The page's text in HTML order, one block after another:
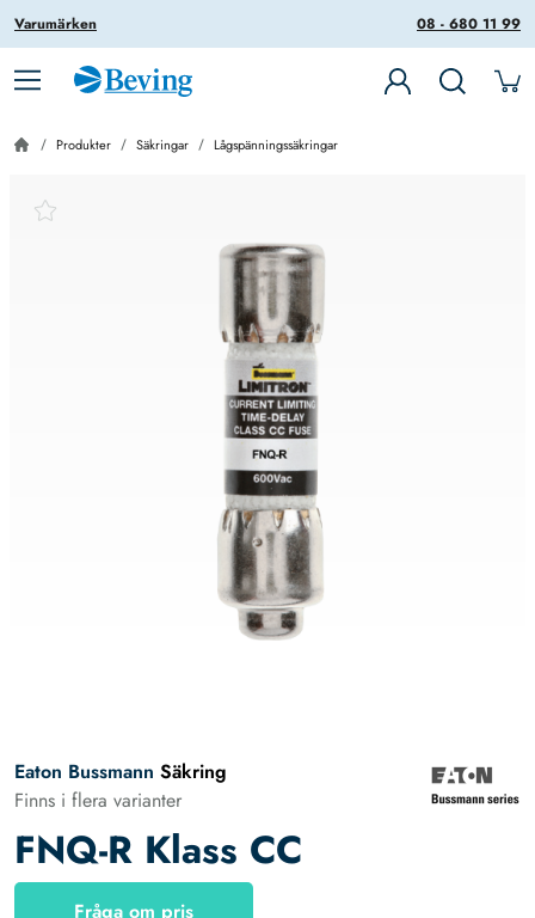
08 - 680 11 99
Varumärken
Produkter Säkringar Lågspänningssäkringar
Eaton Bussmann Säkring
Finns i flera varianter
FNQ-R Klass CC
Fråga om pris